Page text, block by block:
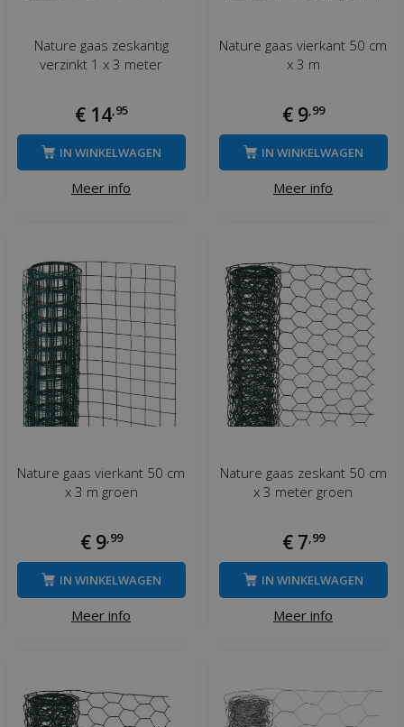
Nature gaas zeskantig
verzinkt 1 x 3 meter
€ 14 95
Meer info
IN WINKELWAGEN
Nature gaas vierkant 50 cm
x 3 m
€ 9, 99
Meer info
IN WINKELWAGEN
Nature gaas vierkant 50 cm
x 3 m groen
€ 9, 99
Meer info
IN WINKELWAGEN
Nature gaas zeskant 50 cm
x 3 meter groen
€ 7 99
Meer info
IN WINKELWAGEN